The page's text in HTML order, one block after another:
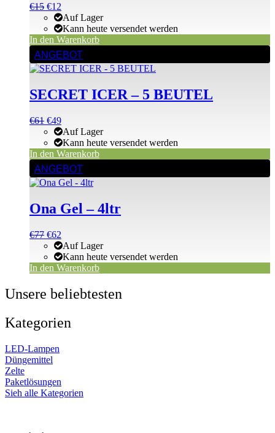
Ursprünglicher
Preis
war:
€15
€15Aktueller
Preis
ist:
€15.
€12
Auf Lager
Kann heute versendet werden
In den Warenkorb
ANGEBOT
SECRET ICER – 5 BEUTEL
Ursprünglicher
Preis
war:
€61
€61Aktueller
Preis
ist:
€61.
€49
Auf Lager
Kann heute versendet werden
In den Warenkorb
ANGEBOT
Ona Gel – 4ltr
Ursprünglicher
Preis
war:
€77
€77Aktueller
Preis
ist:
€77.
€62
Auf Lager
Kann heute versendet werden
In den Warenkorb
Unsere beliebtesten
Kategorien
LED-Lampen
Düngemittel
Zelte
Paketlösungen
Sieh alle Kategorien